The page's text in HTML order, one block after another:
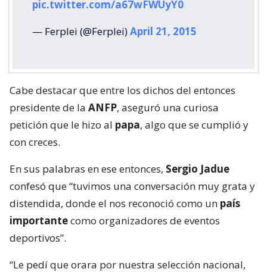
pic.twitter.com/a67wFWUyY0
— Ferplei (@Ferplei)April 21, 2015
Cabe destacar que entre los dichos del entonces
presidente de la ANFP, aseguró una curiosa
petición que le hizo al papa, algo que se cumplió y
con creces.
En sus palabras en ese entonces, Sergio Jadue
confesó que “tuvimos una conversación muy grata y
distendida, donde el nos reconoció como un país
importantecomo organizadores de eventos
deportivos”.
“Le pedí que orara por nuestra selección nacional,